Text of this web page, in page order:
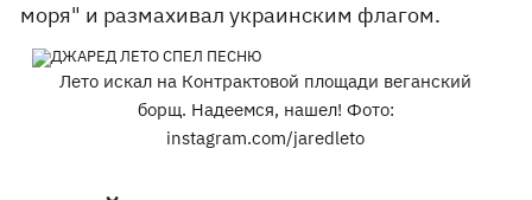
моря" и размахивал украинским флагом.
Лето искал на Контрактовой площади веганский
борщ. Надеемся, нашел! Фото:
instagram.com/jaredleto